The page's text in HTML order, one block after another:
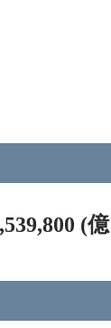
(